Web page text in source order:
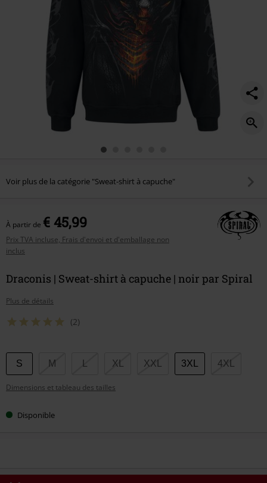
Voir plus de la catégorie "Sweat-shirt à capuche"
À partir de € 45,99
Prix TVA incluse, Frais d'envoi et d'emballage non
inclus
Draconis | Sweat-shirt à capuche | noir par Spiral
Plus de détails
(2)
Choisissez
votre
taille
S M XL XXL 3XL 4XL
Dimensions et tableau des tailles
Disponible